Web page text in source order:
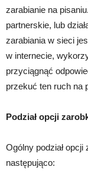
zarabianie na
partnerskie, lub
zarabiania w sieci
w internecie,
przyciągnąć
przekuć ten ruch na
Podział opcji
Ogólny podział
następująco: